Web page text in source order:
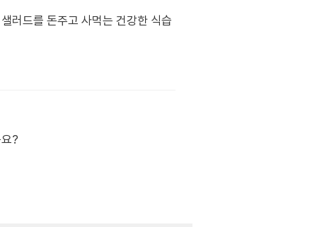
러드를 돈주고 사먹는 건강한 식습
?